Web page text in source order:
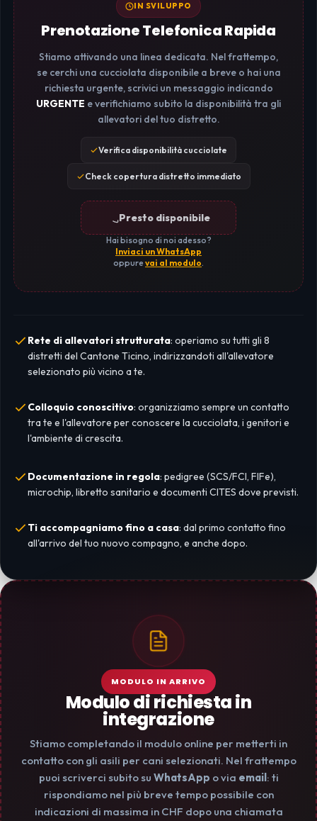
IN SVILUPPO
Prenotazione Telefonica Rapida
Stiamo attivando una linea dedicata. Nel frattempo,
se cerchi una cucciolata disponibile a breve o hai una
richiesta urgente, scrivici un messaggio indicando
URGENTE e verifichiamo subito la disponibilità tra gli
allevatori del tuo distretto.
Verifica disponibilità cucciolate
Check copertura distretto immediato
Presto disponibile
Hai bisogno di noi adesso?
Inviaci un WhatsApp
oppurevai al modulo.
Rete di allevatori strutturata: operiamo su tutti gli 8
distretti del Cantone Ticino, indirizzandoti all'allevatore
selezionato più vicino a te.
Colloquio conoscitivo: organizziamo sempre un contatto
tra te e l'allevatore per conoscere la cucciolata, i genitori e
l'ambiente di crescita.
Documentazione in regola: pedigree (SCS/FCI, FIFe),
microchip, libretto sanitario e documenti CITES dove previsti.
Ti accompagniamo fino a casa: dal primo contatto fino
all'arrivo del tuo nuovo compagno, e anche dopo.
MODULO IN ARRIVO
Modulo di richiesta in
integrazione
Stiamo completando il modulo online per metterti in
contatto con gli asili per cani selezionati. Nel frattempo
puoi scriverci subito su WhatsApp o via email: ti
rispondiamo nel più breve tempo possibile con
indicazioni di massima in CHF dopo una chiamata